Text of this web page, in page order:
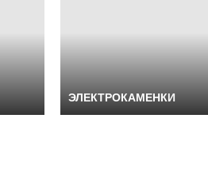
ЭЛЕКТРОКАМЕНКИ